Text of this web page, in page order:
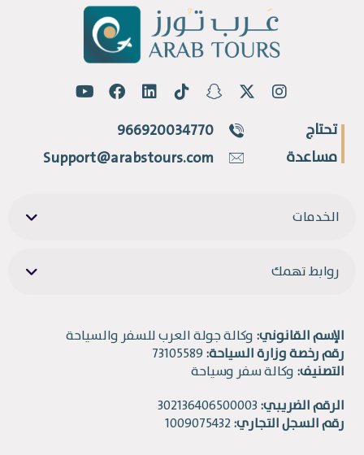
تحتاج
مساعدة
966920034770
Support@arabstours.com
الخدمات
روابط تهمك
الإسم القانوني: وكالة جولة العرب للسفر والسياحة
رقم رخصة وزارة السياحة:
التصنيف: وكالة سفر وسياحة
الرقم الضريبي:
رقم السجل التجاري: